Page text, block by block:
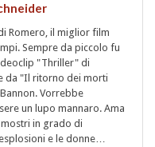
Romero, il miglior film
Sempre da piccolo fu
"Thriller" di
da "Il ritorno dei morti
Vorrebbe
un lupo mannaro. Ama
in grado di
e le donne…